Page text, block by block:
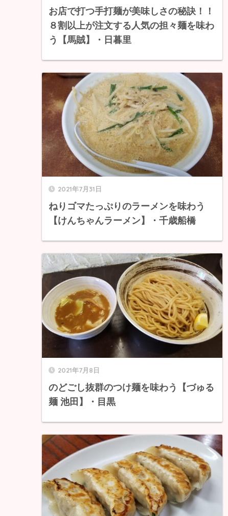
お店で打つ手打麺が美味しさの秘訣！！
８割以上が注文する人気の担々麺を味わ
う【馬賊】・日暮里
2021年7月31日
ねりゴマたっぷりのラーメンを味わう
【けんちゃんラーメン】・千歳船橋
2021年7月8日
のどごし抜群のつけ麺を味わう【づゅる
麺 池田】・目黒